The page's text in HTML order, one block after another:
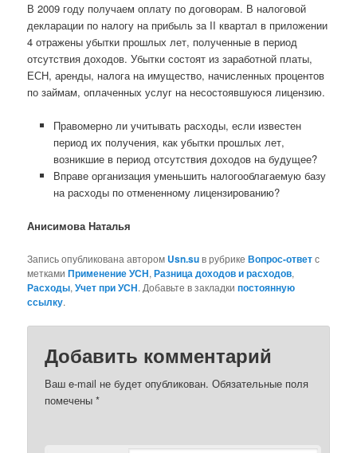
В 2009 году получаем оплату по договорам. В налоговой
декларации по налогу на прибыль за II квартал в приложении
4 отражены убытки прошлых лет, полученные в период
отсутствия доходов. Убытки состоят из заработной платы,
ЕСН, аренды, налога на имущество, начисленных процентов
по займам, оплаченных услуг на несостоявшуюся лицензию.
Правомерно ли учитывать расходы, если известен
период их получения, как убытки прошлых лет,
возникшие в период отсутствия доходов на будущее?
Вправе организация уменьшить налогооблагаемую базу
на расходы по отмененному лицензированию?
Анисимова Наталья
Запись опубликована автором Usn.suв рубрикеВопрос-ответс
меткамиПрименение УСН,Разница доходов и расходов,
Расходы,Учет при УСН. Добавьте в закладкипостоянную
ссылку.
Добавить комментарий
Ваш e-mail не будет опубликован. Обязательные поля
помечены*